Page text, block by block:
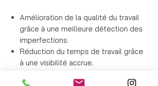
Amélioration de la qualité du travail
grâce à une meilleure détection des
imperfections.
Réduction du temps de travail grâce
à une visibilité accrue.